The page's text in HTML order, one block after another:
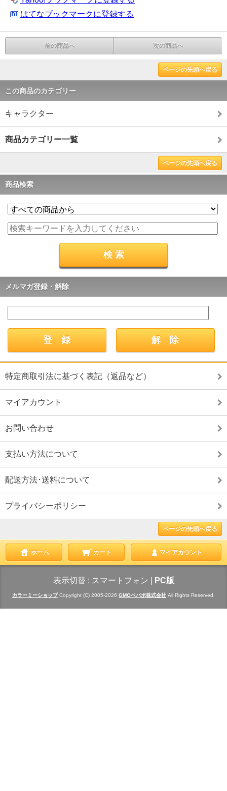
はてなブックマークに登録する
前の商品へ 次の商品へ
ページの先頭へ戻る
この商品のカテゴリー
キャラクター
商品カテゴリー一覧
ページの先頭へ戻る
商品検索
メルマガ登録・解除
特定商取引法に基づく表記（返品など）
マイアカウント
お問い合わせ
支払い方法について
配送方法･送料について
プライバシーポリシー
ページの先頭へ戻る
ホーム カート マイアカウント
表示切替 : スマートフォン PC版
カラーミーショップCopyright (C) 2005-2026 GMOペパボ株式会社 All Rights Reserved.